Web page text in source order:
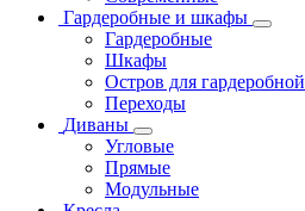
Гардеробные и шкафы
Гардеробные
Шкафы
Остров для гардеробной
Переходы
Диваны
Угловые
Прямые
Модульные